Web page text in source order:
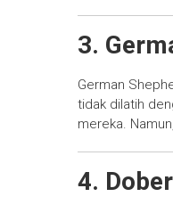
3.
German
tidak dilatih
mereka.
4.